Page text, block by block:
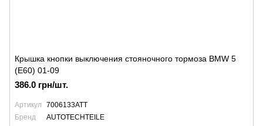
Крышка кнопки выключения стояночного тормоза BMW 5
(E60) 01-09
386.0 грн/шт.
Артикул
7006133ATT
Бренд
AUTOTECHTEILE